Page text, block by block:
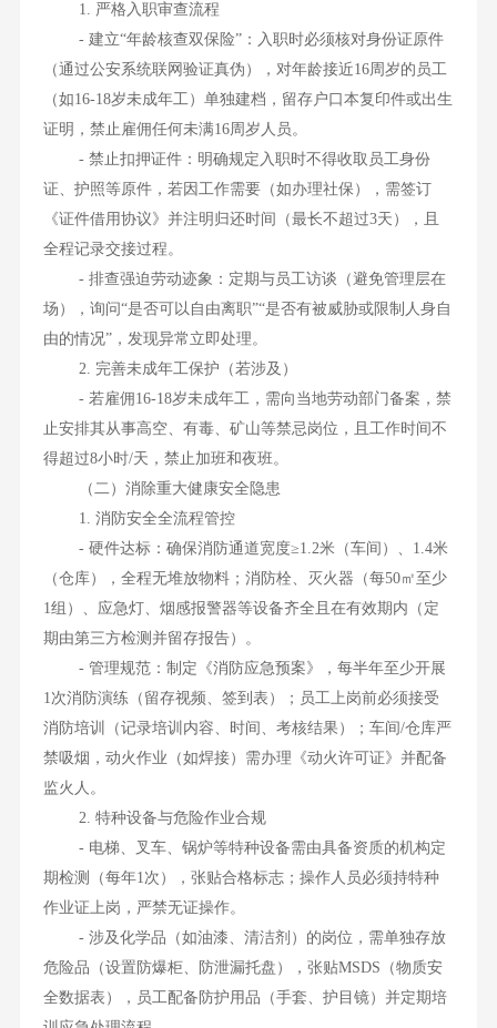
1. 严格入职审查流程
- 建立“年龄核查双保险”：入职时必须核对身份证原件
（通过公安系统联网验证真伪），对年龄接近16周岁的员工
（如16-18岁未成年工）单独建档，留存户口本复印件或出生
证明，禁止雇佣任何未满16周岁人员。
- 禁止扣押证件：明确规定入职时不得收取员工身份
证、护照等原件，若因工作需要（如办理社保），需签订
《证件借用协议》并注明归还时间（最长不超过3天），且
全程记录交接过程。
- 排查强迫劳动迹象：定期与员工访谈（避免管理层在
场），询问“是否可以自由离职”“是否有被威胁或限制人身自
由的情况”，发现异常立即处理。
2. 完善未成年工保护（若涉及）
- 若雇佣16-18岁未成年工，需向当地劳动部门备案，禁
止安排其从事高空、有毒、矿山等禁忌岗位，且工作时间不
得超过8小时/天，禁止加班和夜班。
（二）消除重大健康安全隐患
1. 消防安全全流程管控
- 硬件达标：确保消防通道宽度≥1.2米（车间）、1.4米
（仓库），全程无堆放物料；消防栓、灭火器（每50㎡至少
1组）、应急灯、烟感报警器等设备齐全且在有效期内（定
期由第三方检测并留存报告）。
- 管理规范：制定《消防应急预案》，每半年至少开展
1次消防演练（留存视频、签到表）；员工上岗前必须接受
消防培训（记录培训内容、时间、考核结果）；车间/仓库严
禁吸烟，动火作业（如焊接）需办理《动火许可证》并配备
监火人。
2. 特种设备与危险作业合规
- 电梯、叉车、锅炉等特种设备需由具备资质的机构定
期检测（每年1次），张贴合格标志；操作人员必须持特种
作业证上岗，严禁无证操作。
- 涉及化学品（如油漆、清洁剂）的岗位，需单独存放
危险品（设置防爆柜、防泄漏托盘），张贴MSDS（物质安
全数据表），员工配备防护用品（手套、护目镜）并定期培